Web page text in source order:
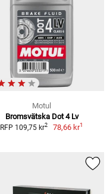
Motul
Bromsvätska Dot 4 Lv
RFP 109,75 kr2 78,66 kr1